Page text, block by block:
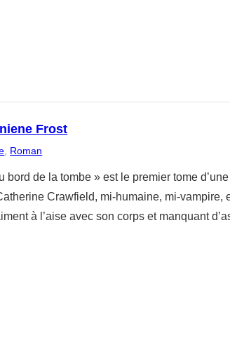
Frost
Roman
bord de la tombe » est le premier tome
Crawfield, mi-humaine, mi-vampire,
à l’aise avec son corps et manquant